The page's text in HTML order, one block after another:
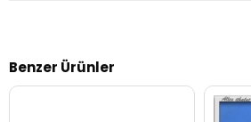
Benzer Ürünler